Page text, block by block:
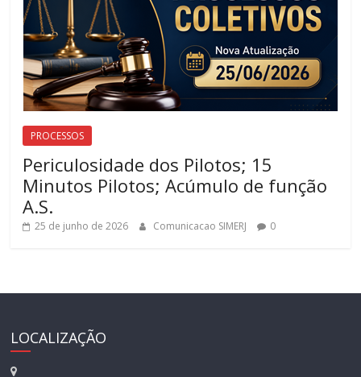
PROCESSOS
Periculosidade dos Pilotos; 15
Minutos Pilotos; Acúmulo de função
A.S.
25 de junho de 2026 Comunicacao SIMERJ 0
LOCALIZAÇÃO